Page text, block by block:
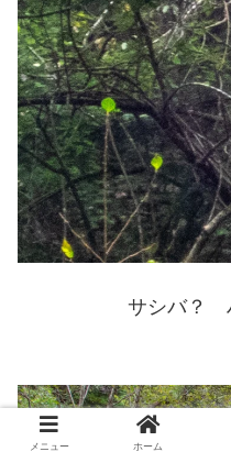
サシバ？
メニュー ホーム